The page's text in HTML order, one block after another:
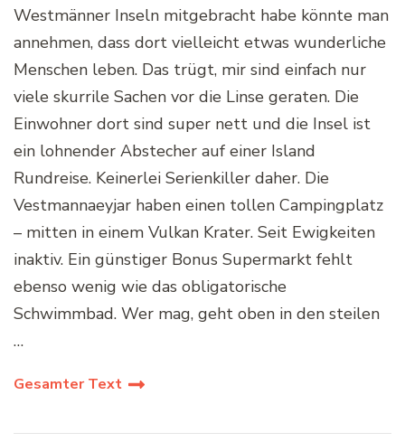
Westmänner Inseln mitgebracht habe könnte man
annehmen, dass dort vielleicht etwas wunderliche
Menschen leben. Das trügt, mir sind einfach nur
viele skurrile Sachen vor die Linse geraten. Die
Einwohner dort sind super nett und die Insel ist
ein lohnender Abstecher auf einer Island
Rundreise. Keinerlei Serienkiller daher. Die
Vestmannaeyjar haben einen tollen Campingplatz
– mitten in einem Vulkan Krater. Seit Ewigkeiten
inaktiv. Ein günstiger Bonus Supermarkt fehlt
ebenso wenig wie das obligatorische
Schwimmbad. Wer mag, geht oben in den steilen
…
Gesamter Text